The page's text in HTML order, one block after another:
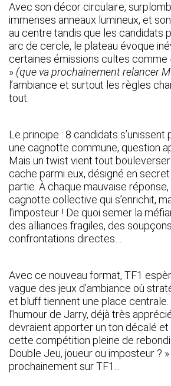
Avec son décor circulaire,
immenses anneaux lumineux, et
au centre tandis que les candidats
arc de cercle, le plateau évoque
certaines émissions cultes comme
» (que va prochainement relancer
l’ambiance et surtout les règles
tout.
Le principe : 8 candidats
une cagnotte commune, question
Mais un twist vient tout
cache parmi eux, désigné en
partie. À chaque mauvaise réponse,
cagnotte collective qui s’enrichit,
l’imposteur ! De quoi semer la
des alliances fragiles, des
confrontations directes…
Avec ce nouveau format, TF1
vague des jeux d’ambiance où
et bluff tiennent une place
l’humour de Jarry, déjà très
devraient apporter un ton décalé et
cette compétition pleine de
Double Jeu, joueur ou imposteur ?
prochainement sur TF1...